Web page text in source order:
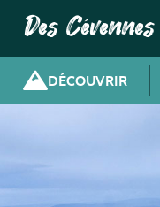
Des
DÉCOUVRIR